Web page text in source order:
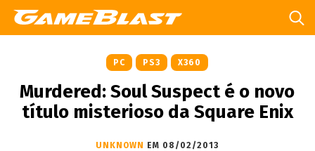
PC PS3 X360
Murdered: Soul Suspect é o novo
título misterioso da Square Enix
UNKNOWN EM 08/02/2013